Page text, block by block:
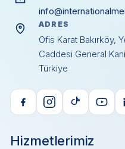
ADRES
Ofis Karat Bakırköy,
Caddesi General
Türkiye
Hizmetlerimiz